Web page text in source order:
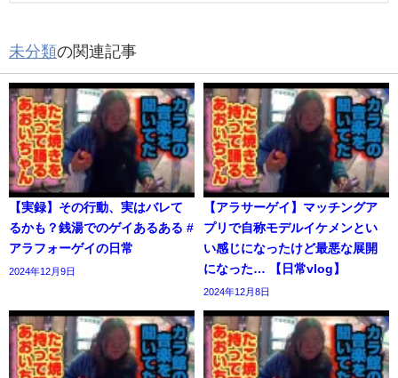
未分類の関連記事
【実録】その行動、実はバレて
るかも？銭湯でのゲイあるある #
アラフォーゲイの日常
2024年12月9日
【アラサーゲイ】マッチングア
プリで自称モデルイケメンとい
い感じになったけど最悪な展開
になった… 【日常vlog】
2024年12月8日